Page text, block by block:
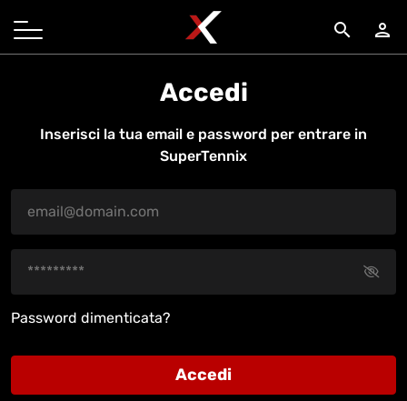
search person
Accedi
Inserisci la tua email e password per entrare in
SuperTennix
Password dimenticata?
Accedi